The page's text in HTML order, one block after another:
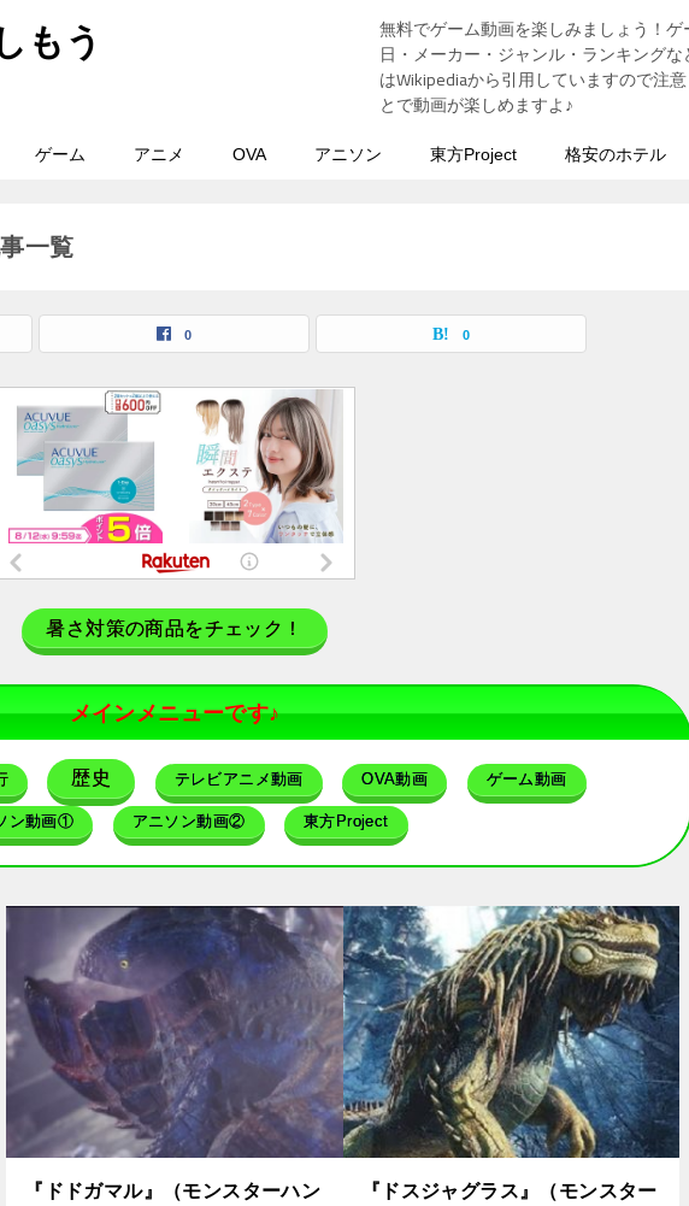
もう
無料でゲーム動画を楽しみましょう！
日・メーカー・ジャンル・ランキング
はWikipediaから引用していますので注
とで動画が楽しめますよ♪
ゲーム アニメ OVA アニソン 東方Project 格安のホテル
一覧
0 0
暑さ対策の商品をチェック！
メインメニューです♪
歴史 テレビアニメ動画 OVA動画 ゲーム動画
ン動画① アニソン動画② 東方Project
『ドドガマル』（モンスターハン
『ドスジャグラス』（モンスター